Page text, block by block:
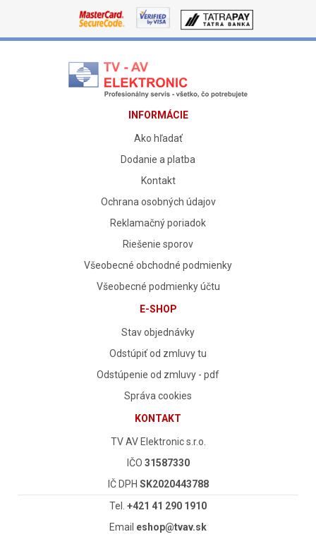
INFORMÁCIE
Ako hľadať
Dodanie a platba
Kontakt
Ochrana osobných údajov
Reklamačný poriadok
Riešenie sporov
Všeobecné obchodné podmienky
Všeobecné podmienky účtu
E-SHOP
Stav objednávky
Odstúpiť od zmluvy tu
Odstúpenie od zmluvy - pdf
Správa cookies
KONTAKT
TV AV Elektronic s.r.o.
IČO 31587330
IČ DPH SK2020443788
Tel. +421 41 290 1910
Email eshop@tvav.sk